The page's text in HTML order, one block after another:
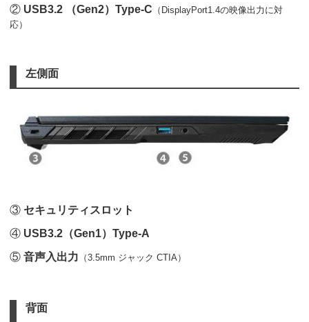
② USB3.2 （Gen2）Type-C （DisplayPort1.4の映像出力に対
応）
左側面
③ セキュリティスロット
④ USB3.2（Gen1）Type-A
⑤音声入出力 （3.5mm ジャック CTIA）
背面